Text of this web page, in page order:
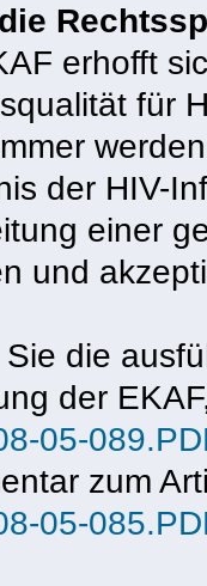
erhofft
für
der HIV-
einer
und
die
der
05-
zum
05-